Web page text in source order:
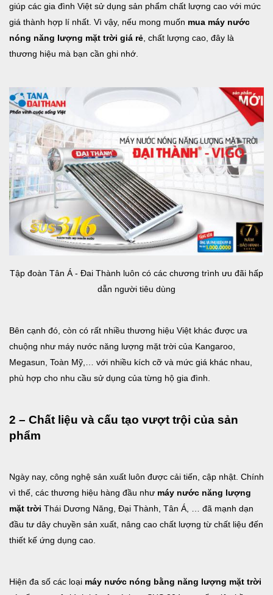
giúp các gia đình Việt sử dụng sản phẩm chất lượng cao với mức
giá thành hợp lí nhất. Vì vậy, nếu mong muốn mua máy nước
nóng năng lượng mặt trời giá rẻ , chất lượng cao, đây là
thương hiệu mà bạn cần ghi nhớ.
Tập đoàn Tân Á - Đai Thành luôn có các chương trình ưu đãi hấp
dẫn người tiêu dùng
Bên cạnh đó, còn có rất nhiều thương hiệu Việt khác được ưa
chuộng như máy nước năng lượng mặt trời của Kangaroo,
Megasun, Toàn Mỹ,… với nhiều kích cỡ và mức giá khác nhau,
phù hợp cho nhu cầu sử dụng của từng hộ gia đình.
2 – Chất liệu và cấu tạo vượt trội của sản
phẩm
Ngày nay, công nghệ sản xuất luôn được cải tiến, cập nhật. Chính
vì thế, các thương hiệu hàng đầu như máy nước năng lượng
mặt trời Thái Dương Năng, Đại Thành, Tân Á, … đã mạnh dạn
đầu tư dây chuyền sản xuất, nâng cao chất lượng từ chất liệu đến
thiết kế ứng dụng cao.
Hiện đa số các loại máy nước nóng bằng năng lượng mặt trời